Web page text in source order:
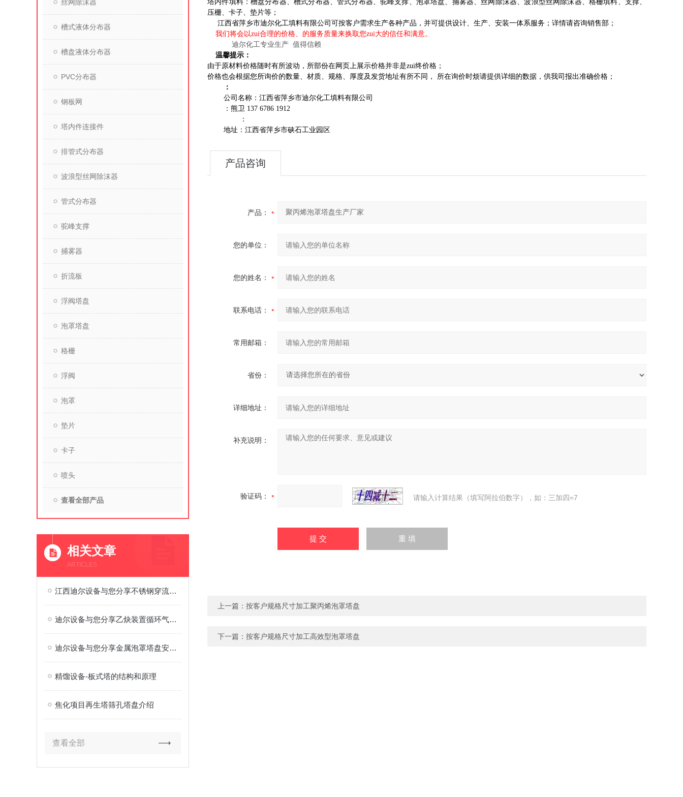
丝网除沫器
槽式液体分布器
槽盘液体分布器
PVC分布器
钢板网
塔内件连接件
排管式分布器
波浪型丝网除沫器
管式分布器
驼峰支撑
捕雾器
折流板
浮阀塔盘
泡罩塔盘
格栅
浮阀
泡罩
垫片
卡子
喷头
查看全部产品
相关文章
ARTICLES
江西迪尔设备与您分享不锈钢穿流塔盘
迪尔设备与您分享乙炔装置循环气水洗塔泡罩塔盘
迪尔设备与您分享金属泡罩塔盘安装注意事项
精馏设备-板式塔的结构和原理
焦化项目再生塔筛孔塔盘介绍
查看全部
塔内件填料：槽盘分布器、槽式分布器、管式分布器、驼峰支撑、泡罩塔盘、捕雾器、丝网除沫器、波浪型丝网除沫器、格栅填料、支撑、
压栅、卡子、垫片等；
江西省萍乡市迪尔化工填料有限公司可按客户需求生产各种产品，并可提供设计、生产、安装一体系服务；详情请咨询销售部；
我们将会以zui合理的价格、的服务质量来换取您zui大的信任和满意。
迪尔化工专业生产 值得信赖
温馨提示：
由于原材料价格随时有所波动，所部份在网页上展示价格并非是zui终价格；
价格也会根据您所询价的数量、材质、规格、厚度及发货地址有所不同， 所在询价时烦请提供详细的数据，供我司报出准确价格；
：
公司名称：江西省萍乡市迪尔化工填料有限公司
：熊卫 137 6786 1912
：
地址：江西省萍乡市硖石工业园区
产品咨询
产品：
您的单位：
您的姓名：
联系电话：
常用邮箱：
省份：
详细地址：
补充说明：
验证码： 请输入计算结果（填写阿拉伯数字），如：三加四=7
上一篇： 按客户规格尺寸加工聚丙烯泡罩塔盘
下一篇： 按客户规格尺寸加工高效型泡罩塔盘